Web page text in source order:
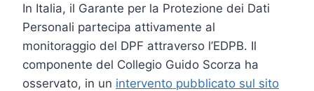
In Italia, il Garante per la Protezione dei Dati
Personali partecipa attivamente al
monitoraggio del DPF attraverso l’EDPB. Il
componente del Collegio Guido Scorza ha
osservato, in un intervento pubblicato sul sito